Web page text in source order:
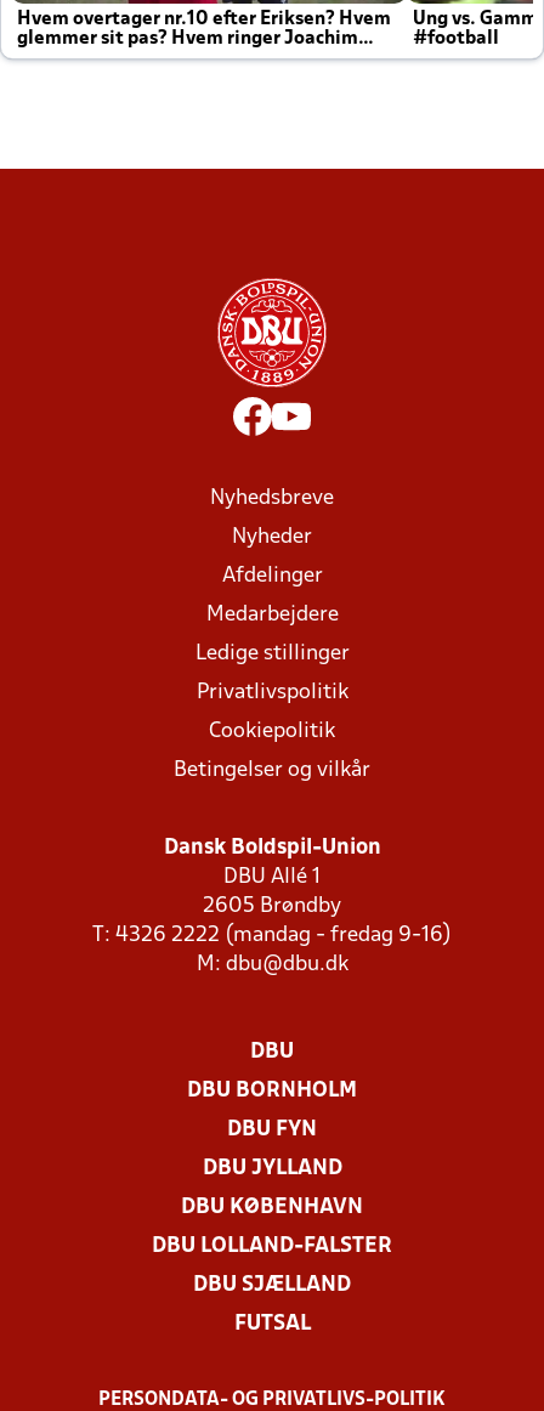
Hvem overtager nr.10 efter Eriksen? Hvem
glemmer sit pas? Hvem ringer Joachim
altid til efter kampe?
Ung vs.
#football
Nyhedsbreve
Nyheder
Afdelinger
Medarbejdere
Ledige stillinger
Privatlivspolitik
Cookiepolitik
Betingelser og vilkår
Dansk Boldspil-Union
DBU Allé 1
2605 Brøndby
T: 4326 2222 (mandag - fredag 9-16)
M: dbu@dbu.dk
DBU
DBU BORNHOLM
DBU FYN
DBU JYLLAND
DBU KØBENHAVN
DBU LOLLAND-FALSTER
DBU SJÆLLAND
FUTSAL
PERSONDATA- OG PRIVATLIVS-POLITIK